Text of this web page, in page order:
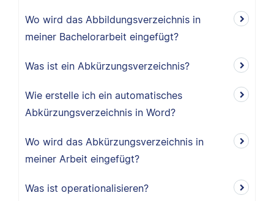
Wo wird das Abbildungsverzeichnis in
meiner Bachelorarbeit eingefügt?
Was ist ein Abkürzungsverzeichnis?
Wie erstelle ich ein automatisches
Abkürzungsverzeichnis in Word?
Wo wird das Abkürzungsverzeichnis in
meiner Arbeit eingefügt?
Was ist operationalisieren?